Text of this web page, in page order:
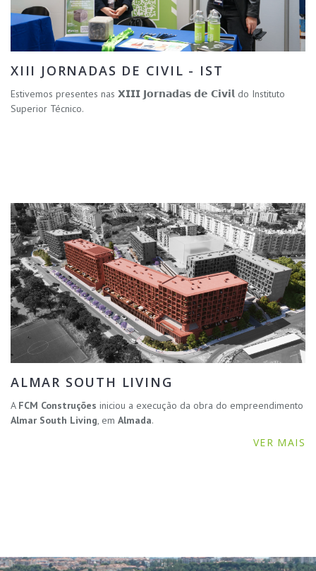
XIII JORNADAS DE CIVIL - IST
Estivemos presentes nas 𝗫𝗜𝗜𝗜 𝗝𝗼𝗿𝗻𝗮𝗱𝗮𝘀 𝗱𝗲 𝗖𝗶𝘃𝗶𝗹 do Instituto
Superior Técnico.
ALMAR SOUTH LIVING
A FCM Construções iniciou a execução da obra do empreendimento
Almar South Living, em Almada.
VER MAIS